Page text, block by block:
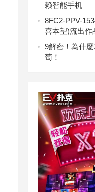
赖智能手机
8FC2-PPV-
喜本望)流出作
9解密！為什
萄！